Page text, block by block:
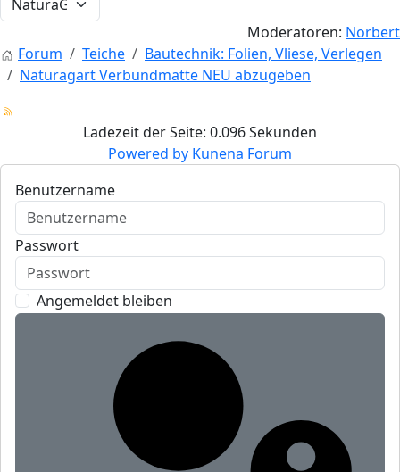
Moderatoren: Norbert
Forum
Teiche
Bautechnik: Folien, Vliese, Verlegen
Naturagart Verbundmatte NEU abzugeben
Ladezeit der Seite: 0.096 Sekunden
Powered by Kunena Forum
Benutzername
Passwort
Angemeldet bleiben